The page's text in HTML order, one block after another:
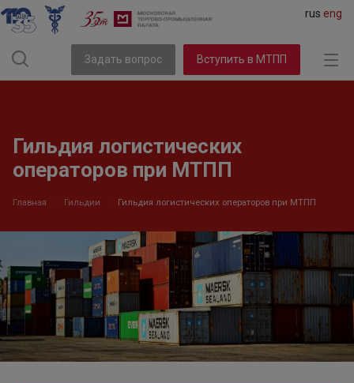
rus eng
Задать вопрос Вступить в МТПП
Гильдия логистических
операторов при МТПП
Главная Гильдии Гильдия логистических операторов при МТПП